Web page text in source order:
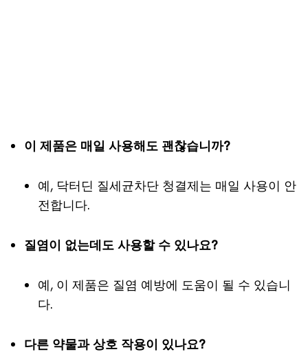
이 제품은 매일 사용해도 괜찮습니까?
예, 닥터딘 질세균차단 청결제는 매일 사용이 안
전합니다.
질염이 없는데도 사용할 수 있나요?
예, 이 제품은 질염 예방에 도움이 될 수 있습니
다.
다른 약물과 상호 작용이 있나요?